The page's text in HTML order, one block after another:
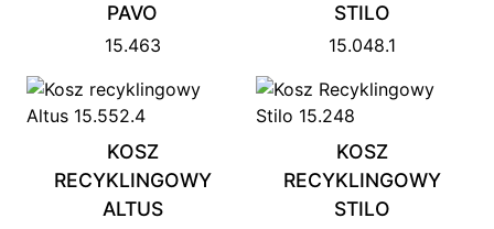
PAVO
15.463
STILO
15.048.1
KOSZ
RECYKLINGOWY
ALTUS
KOSZ
RECYKLINGOWY
STILO